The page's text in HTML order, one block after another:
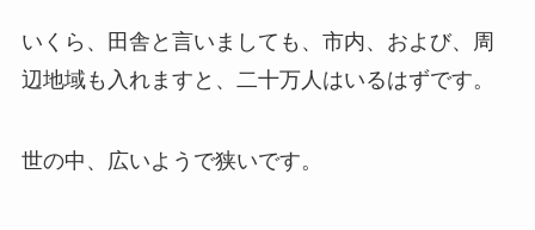
いくら、田舎と言いましても、市内、および、周
辺地域も入れますと、二十万人はいるはずです。
世の中、広いようで狭いです。